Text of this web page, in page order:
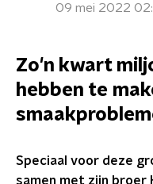
09 mei 2022
Zo'n kwart
hebben te
Speciaal voor deze
samen met zijn broer